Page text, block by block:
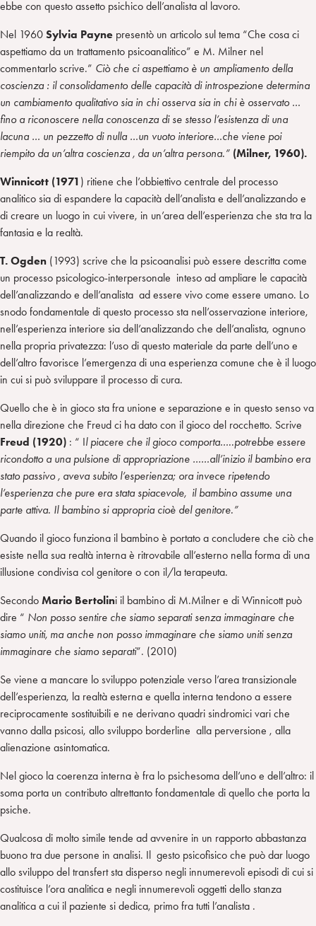
ebbe con questo assetto psichico dell’analista al lavoro.
Nel 1960 Sylvia Payne presentò un articolo sul tema “Che cosa ci
aspettiamo da un trattamento psicoanalitico” e M. Milner nel
commentarlo scrive.” Ciò che ci aspettiamo è un ampliamento della
coscienza : il consolidamento delle capacità di introspezione determina
un cambiamento qualitativo sia in chi osserva sia in chi è osservato …
fino a riconoscere nella conoscenza di se stesso l’esistenza di una
lacuna … un pezzetto di nulla …un vuoto interiore…che viene poi
riempito da un’altra coscienza , da un’altra persona.” (Milner, 1960).
Winnicott (1971 ) ritiene che l’obbiettivo centrale del processo
analitico sia di espandere la capacità dell’analista e dell’analizzando e
di creare un luogo in cui vivere, in un’area dell’esperienza che sta tra la
fantasia e la realtà.
T. Ogden (1993) scrive che la psicoanalisi può essere descritta come
un processo psicologico-interpersonale inteso ad ampliare le capacità
dell’analizzando e dell’analista ad essere vivo come essere umano. Lo
snodo fondamentale di questo processo sta nell’osservazione interiore,
nell’esperienza interiore sia dell’analizzando che dell’analista, ognuno
nella propria privatezza: l’uso di questo materiale da parte dell’uno e
dell’altro favorisce l’emergenza di una esperienza comune che è il luogo
in cui si può sviluppare il processo di cura.
Quello che è in gioco sta fra unione e separazione e in questo senso va
nella direzione che Freud ci ha dato con il gioco del rocchetto. Scrive
Freud (1920) : “ Il piacere che il gioco comporta…..potrebbe essere
ricondotto a una pulsione di appropriazione ……all’inizio il bambino era
stato passivo , aveva subito l’esperienza; ora invece ripetendo
l’esperienza che pure era stata spiacevole, il bambino assume una
parte attiva. Il bambino si appropria cioè del genitore.”
Quando il gioco funziona il bambino è portato a concludere che ciò che
esiste nella sua realtà interna è ritrovabile all’esterno nella forma di una
illusione condivisa col genitore o con il/la terapeuta.
Secondo Mario Bertolini il bambino di M.Milner e di Winnicott può
dire “ Non posso sentire che siamo separati senza immaginare che
siamo uniti, ma anche non posso immaginare che siamo uniti senza
immaginare che siamo separati”. (2010)
Se viene a mancare lo sviluppo potenziale verso l’area transizionale
dell’esperienza, la realtà esterna e quella interna tendono a essere
reciprocamente sostituibili e ne derivano quadri sindromici vari che
vanno dalla psicosi, allo sviluppo borderline alla perversione , alla
alienazione asintomatica.
Nel gioco la coerenza interna è fra lo psichesoma dell’uno e dell’altro: il
soma porta un contributo altrettanto fondamentale di quello che porta la
psiche.
Qualcosa di molto simile tende ad avvenire in un rapporto abbastanza
buono tra due persone in analisi. Il gesto psicofisico che può dar luogo
allo sviluppo del transfert sta disperso negli innumerevoli episodi di cui si
costituisce l’ora analitica e negli innumerevoli oggetti dello stanza
analitica a cui il paziente si dedica, primo fra tutti l’analista .